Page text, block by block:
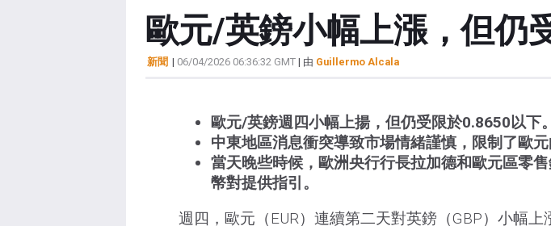
歐元/英鎊小幅上漲，但仍
新聞 | 06/04/2026 06:36:32 GMT| 由 Guillermo Alcala
歐元/英鎊週四小幅上揚，但仍受限於0.8650以下。
中東地區消息衝突導致市場情緒謹慎，限制了歐元
當天晚些時候，歐洲央行行長拉加德和歐元區零
幣對提供指引。
週四，歐元（EUR）連續第二天對英鎊（GBP）小幅